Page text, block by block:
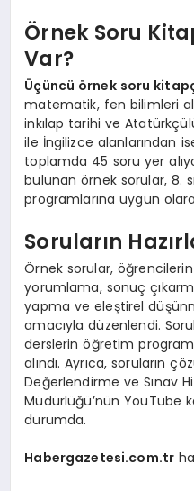
Örnek Soru
Var?
Üçüncü örnek soru
matematik, fen bilimleri
inkılap tarihi ve
ile İngilizce alanlarından
toplamda 45 soru yer
bulunan örnek sorular, 8.
programlarına uygun
Soruların
Örnek sorular,
yorumlama, sonuç
yapma ve eleştirel
amacıyla düzenlendi.
derslerin öğretim
alındı. Ayrıca, soruların
Değerlendirme ve Sınav
Müdürlüğü’nün YouTube
durumda.
Habergazetesi.com.tr